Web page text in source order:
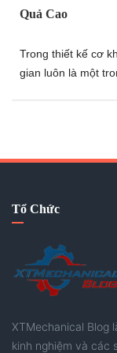
Quả Cao
Trong thiết kế cơ
gian luôn là một
Tổ Chức
XTMechanical Blog
kinh nghiệm và các